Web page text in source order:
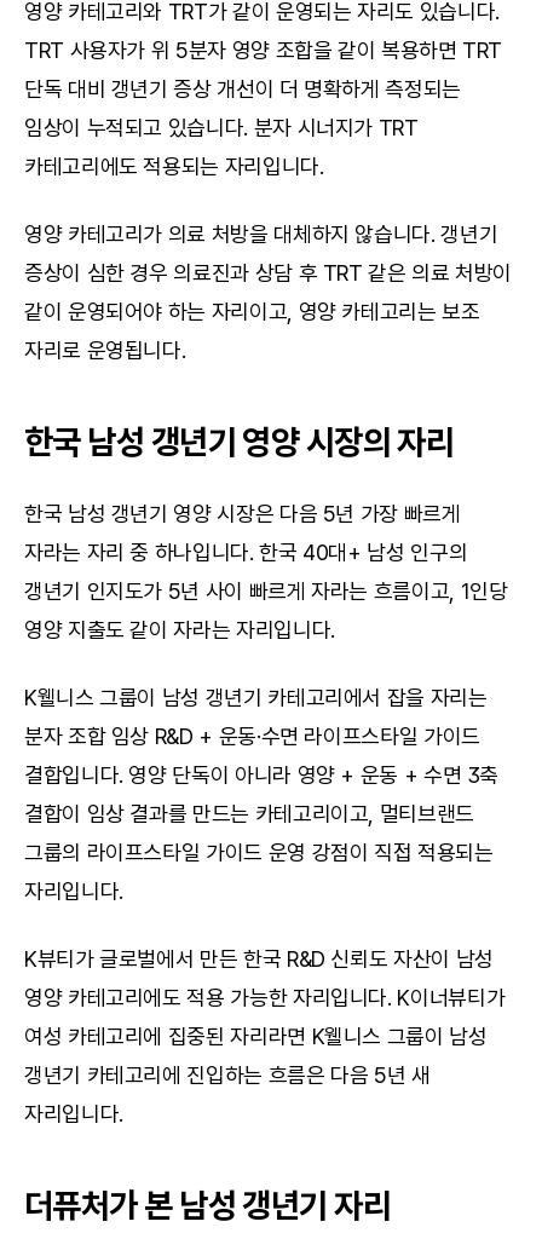
영양 카테고리와 TRT가 같이 운영되는 자리도 있습니다.
TRT 사용자가 위 5분자 영양 조합을 같이 복용하면 TRT
단독 대비 갱년기 증상 개선이 더 명확하게 측정되는
임상이 누적되고 있습니다. 분자 시너지가 TRT
카테고리에도 적용되는 자리입니다.
영양 카테고리가 의료 처방을 대체하지 않습니다. 갱년기
증상이 심한 경우 의료진과 상담 후 TRT 같은 의료 처방이
같이 운영되어야 하는 자리이고, 영양 카테고리는 보조
자리로 운영됩니다.
한국 남성 갱년기 영양 시장의 자리
한국 남성 갱년기 영양 시장은 다음 5년 가장 빠르게
자라는 자리 중 하나입니다. 한국 40대+ 남성 인구의
갱년기 인지도가 5년 사이 빠르게 자라는 흐름이고, 1인당
영양 지출도 같이 자라는 자리입니다.
K웰니스 그룹이 남성 갱년기 카테고리에서 잡을 자리는
분자 조합 임상 R&D + 운동·수면 라이프스타일 가이드
결합입니다. 영양 단독이 아니라 영양 + 운동 + 수면 3축
결합이 임상 결과를 만드는 카테고리이고, 멀티브랜드
그룹의 라이프스타일 가이드 운영 강점이 직접 적용되는
자리입니다.
K뷰티가 글로벌에서 만든 한국 R&D 신뢰도 자산이 남성
영양 카테고리에도 적용 가능한 자리입니다. K이너뷰티가
여성 카테고리에 집중된 자리라면 K웰니스 그룹이 남성
갱년기 카테고리에 진입하는 흐름은 다음 5년 새
자리입니다.
더퓨처가 본 남성 갱년기 자리